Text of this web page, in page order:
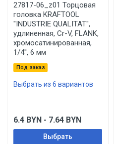
27817-06_z01 Торцовая
головка KRAFTOOL
''INDUSTRIE QUALITAT'',
удлиненная, Cr-V, FLANK,
хромосатинированная,
1/4'', 6 мм
Под заказ
Выбрать из 6 вариантов
6.4 BYN - 7.64 BYN
Выбрать